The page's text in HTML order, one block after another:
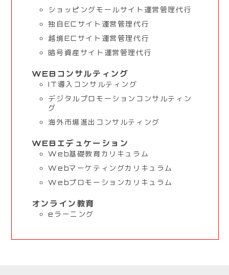
ショッピングモールサイト運営管理代行
独自ECサイト運営管理代行
越境ECサイト運営管理代行
暗号資産サイト運営管理代行
WEBコンサルティング
IT導入コンサルティング
デジタルプロモーションコンサルティン
グ
海外市場進出コンサルティング
WEBエデュケーション
Web基礎教育カリキュラム
Webマーケティングカリキュラム
Webプロモーションカリキュラム
オンライン教育
eラーニング